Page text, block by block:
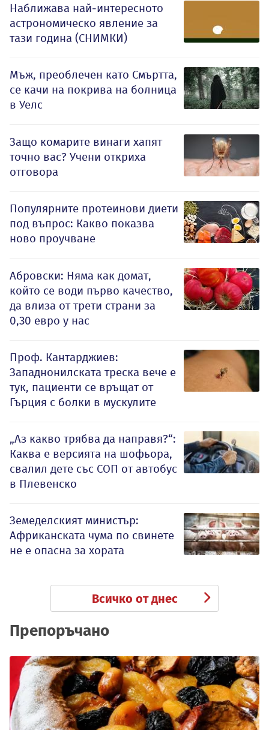
Наближава най-интересното
астрономическо явление за
тази година (СНИМКИ)
Мъж, преоблечен като Смъртта,
се качи на покрива на болница
в Уелс
Защо комарите винаги хапят
точно вас? Учени откриха
отговора
Популярните протеинови диети
под въпрос: Какво показва
ново проучване
Абровски: Няма как домат,
който се води първо качество,
да влиза от трети страни за
0,30 евро у нас
Проф. Кантарджиев:
Западнонилската треска вече е
тук, пациенти се връщат от
Гърция с болки в мускулите
„Аз какво трябва да направя?“:
Каква е версията на шофьора,
свалил дете със СОП от автобус
в Плевенско
Земеделският министър:
Африканската чума по свинете
не е опасна за хората
Всичко от днес
Препоръчано